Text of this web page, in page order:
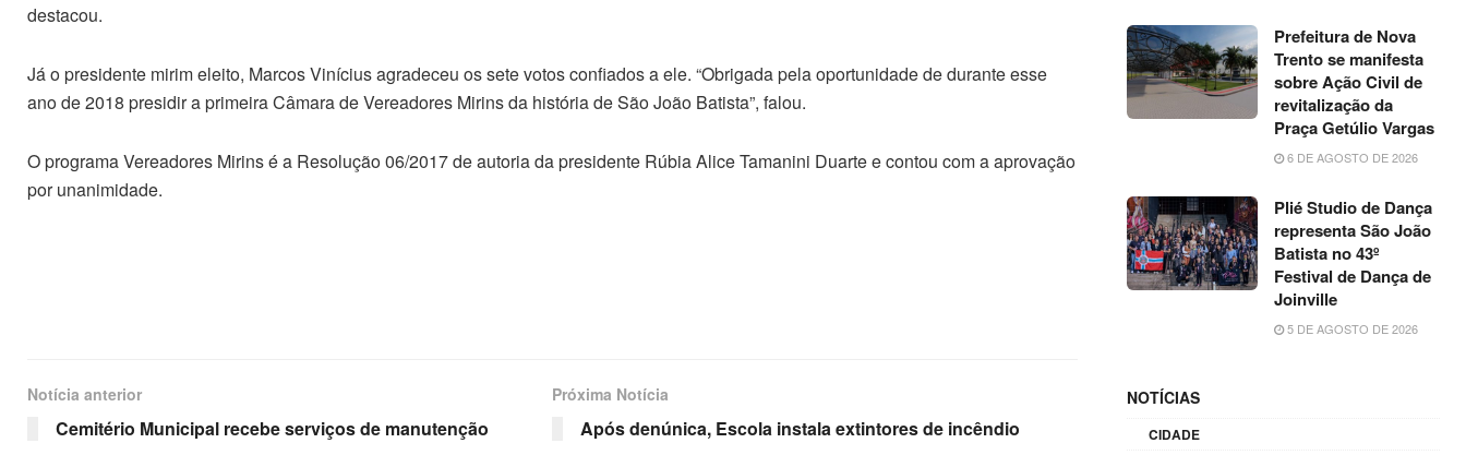
destacou.
Já o presidente mirim eleito, Marcos Vinícius agradeceu os sete votos confiados a ele. “Obrigada pela oportunidade de durante esse
ano de 2018 presidir a primeira Câmara de Vereadores Mirins da história de São João Batista”, falou.
O programa Vereadores Mirins é a Resolução 06/2017 de autoria da presidente Rúbia Alice Tamanini Duarte e contou com a aprovação
por unanimidade.
Notícia anterior
Cemitério Municipal recebe serviços de manutenção
Próxima Notícia
Após denúnica, Escola instala extintores de incêndio
Prefeitura de Nova
Trento se manifesta
sobre Ação Civil de
revitalização da
Praça Getúlio Vargas
6 DE AGOSTO DE 2026
Plié Studio de Dança
representa São João
Batista no 43º
Festival de Dança de
Joinville
5 DE AGOSTO DE 2026
NOTÍCIAS
CIDADE